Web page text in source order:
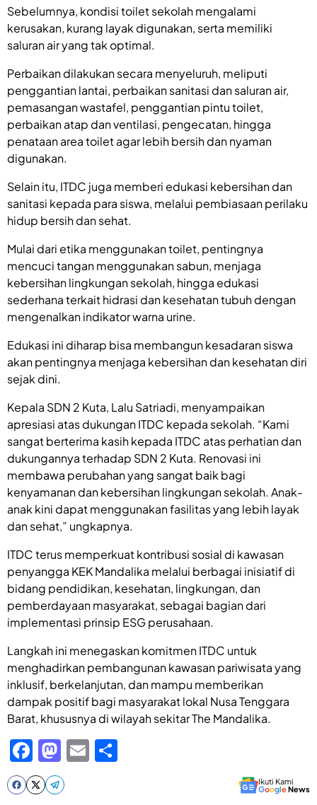
Sebelumnya, kondisi toilet sekolah mengalami
kerusakan, kurang layak digunakan, serta memiliki
saluran air yang tak optimal.
Perbaikan dilakukan secara menyeluruh, meliputi
penggantian lantai, perbaikan sanitasi dan saluran air,
pemasangan wastafel, penggantian pintu toilet,
perbaikan atap dan ventilasi, pengecatan, hingga
penataan area toilet agar lebih bersih dan nyaman
digunakan.
Selain itu, ITDC juga memberi edukasi kebersihan dan
sanitasi kepada para siswa, melalui pembiasaan perilaku
hidup bersih dan sehat.
Mulai dari etika menggunakan toilet, pentingnya
mencuci tangan menggunakan sabun, menjaga
kebersihan lingkungan sekolah, hingga edukasi
sederhana terkait hidrasi dan kesehatan tubuh dengan
mengenalkan indikator warna urine.
Edukasi ini diharap bisa membangun kesadaran siswa
akan pentingnya menjaga kebersihan dan kesehatan diri
sejak dini.
Kepala SDN 2 Kuta, Lalu Satriadi, menyampaikan
apresiasi atas dukungan ITDC kepada sekolah. “Kami
sangat berterima kasih kepada ITDC atas perhatian dan
dukungannya terhadap SDN 2 Kuta. Renovasi ini
membawa perubahan yang sangat baik bagi
kenyamanan dan kebersihan lingkungan sekolah. Anak-
anak kini dapat menggunakan fasilitas yang lebih layak
dan sehat,” ungkapnya.
ITDC terus memperkuat kontribusi sosial di kawasan
penyangga KEK Mandalika melalui berbagai inisiatif di
bidang pendidikan, kesehatan, lingkungan, dan
pemberdayaan masyarakat, sebagai bagian dari
implementasi prinsip ESG perusahaan.
Langkah ini menegaskan komitmen ITDC untuk
menghadirkan pembangunan kawasan pariwisata yang
inklusif, berkelanjutan, dan mampu memberikan
dampak positif bagi masyarakat lokal Nusa Tenggara
Barat, khususnya di wilayah sekitar The Mandalika.
F
a
c
M
a
st
E
Ikuti Kami
GoogleNews